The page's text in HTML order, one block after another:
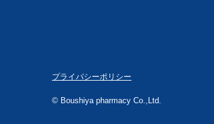
プライバシーポリシー
© Boushiya pharmacy Co.,Ltd.